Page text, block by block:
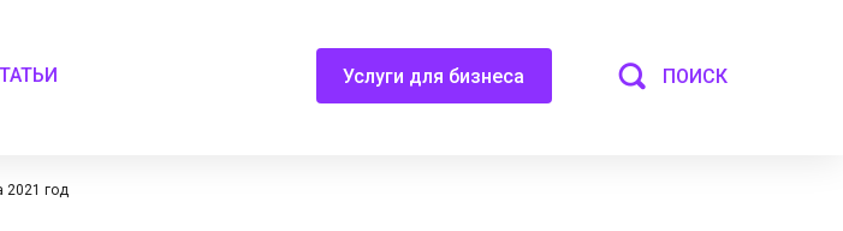
Услуги для бизнеса ПОИСК
2021 год